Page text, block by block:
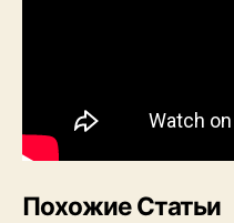
Похожие Статьи